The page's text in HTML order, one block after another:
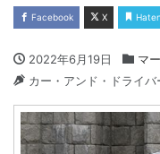
Facebook X
2022年6月19日
マ
カー・アンド・ドライバ